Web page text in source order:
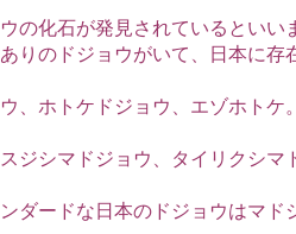
の化石が発見されているといい
りのドジョウがいて、日本に存
、ホトケドジョウ、エゾホトケ
ジシマドジョウ、タイリクシ
ダードな日本のドジョウはマド